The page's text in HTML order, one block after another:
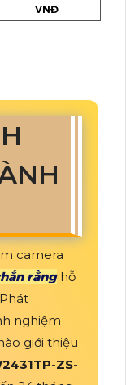
VNĐ
camera
rằnghỗ
nghiệm
giới thiệu
ZS-